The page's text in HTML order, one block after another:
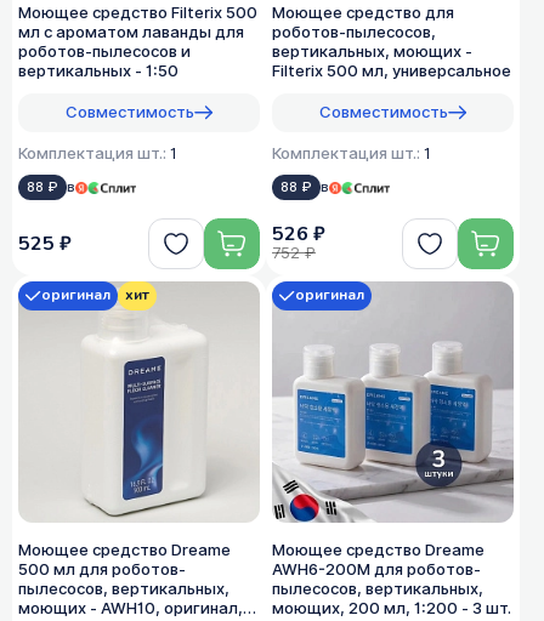
Моющее средство Filterix 500
мл с ароматом лаванды для
роботов-пылесосов и
вертикальных - 1:50
Совместимость
Комплектация шт.: 1
88 ₽ в
525 ₽
Моющее средство для
роботов-пылесосов,
вертикальных, моющих -
Filterix 500 мл, универсальное
Совместимость
Комплектация шт.: 1
88 ₽ в
526 ₽
752 ₽
Моющее средство Dreame
500 мл для роботов-
пылесосов, вертикальных,
моющих - AWH10, оригинал,
оригинал хит
Моющее средство Dreame
AWH6-200M для роботов-
пылесосов, вертикальных,
моющих, 200 мл, 1:200 - 3 шт.
оригинал